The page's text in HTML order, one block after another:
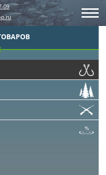
09